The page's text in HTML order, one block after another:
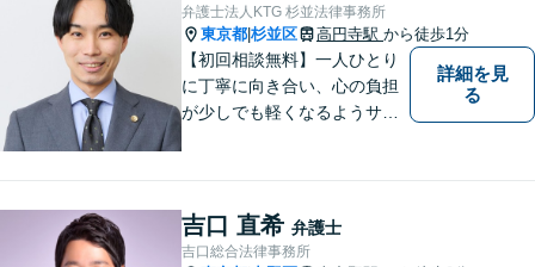
弁護士法人KTG 杉並法律事務所
東京都 杉並区 高円寺駅 から徒歩1分
【初回相談無料】一人ひとり
に丁寧に向き合い、心の負担
が少しでも軽くなるようサポ
しています。【夜間や休日相
談も対応可能】【メール・WE
詳細を見
る
吉口 直希 弁護士
吉口総合法律事務所